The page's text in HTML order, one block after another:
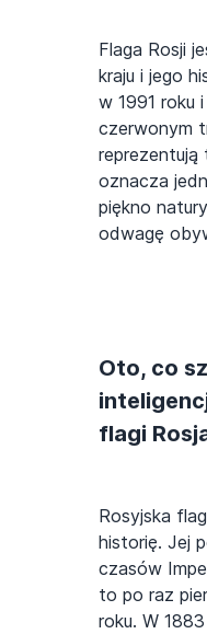
Flaga Rosji
kraju i jego
w 1991 roku
czerwonym
reprezentują
oznacza
piękno
odwagę
Oto, co
flagi
Rosyjska
historię. Jej
czasów
to po raz
roku. W